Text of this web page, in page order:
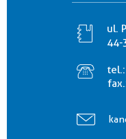
ul.
44-
tel.: